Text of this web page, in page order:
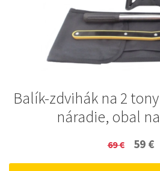
Balík-zdvihák na 2
náradie, obal
69€
Original
price
59 €